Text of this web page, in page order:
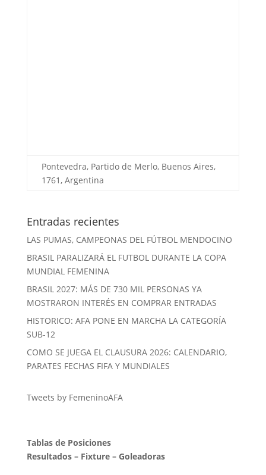
Pontevedra, Partido de Merlo, Buenos Aires,
1761, Argentina
Entradas recientes
LAS PUMAS, CAMPEONAS DEL FÚTBOL MENDOCINO
BRASIL PARALIZARÁ EL FUTBOL DURANTE LA COPA
MUNDIAL FEMENINA
BRASIL 2027: MÁS DE 730 MIL PERSONAS YA
MOSTRARON INTERÉS EN COMPRAR ENTRADAS
HISTORICO: AFA PONE EN MARCHA LA CATEGORÍA
SUB-12
COMO SE JUEGA EL CLAUSURA 2026: CALENDARIO,
PARATES FECHAS FIFA Y MUNDIALES
Tweets by FemeninoAFA
Tablas de Posiciones
Resultados– Fixture– Goleadoras